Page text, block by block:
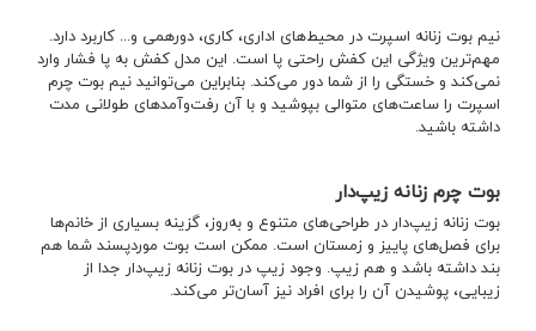
نیم بوت زنانه اسپرت در محیط‌های اداری، کاری، دورهمی و... کاربرد دارد.
مهم‌ترین ویژگی این کفش راحتی پا است. این مدل کفش به پا فشار وارد
نمی‌کند و خستگی را از شما دور می‌کند. بنابراین می‌توانید نیم بوت چرم
اسپرت را ساعت‌های متوالی بپوشید و با آن رفت‌وآمدهای طولانی مدت
داشته باشید.
بوت چرم زنانه زیپ‌دار
بوت زنانه زیپ‌دار در طراحی‌های متنوع و به‌روز، گزینه بسیاری از خانم‌ها
برای فصل‌های پاییز و زمستان است. ممکن است بوت موردپسند شما هم
بند داشته باشد و هم زیپ. وجود زیپ در بوت زنانه زیپ‌دار جدا از
زیبایی، پوشیدن آن را برای افراد نیز آسان‌تر می‌کند.